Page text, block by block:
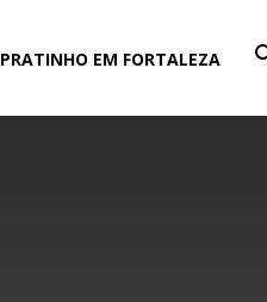
PRATINHO EM FORTALEZA